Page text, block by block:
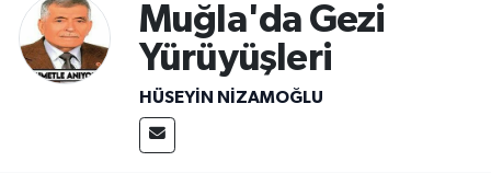
Muğla'da Gezi
Yürüyüşleri
HÜSEYIN NIZAMOĞLU
Magazin
Muğla Haber
Muğla Trafik Yoğunluk Haritası
Süper Lig Puan Durumu ve Fikstür
Tüm Manşetler